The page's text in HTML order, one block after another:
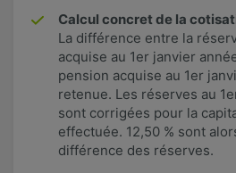
Calcul concret de la
La différence entre la
acquise au 1er janvier
pension acquise au 1er
retenue. Les réserves au
sont corrigées pour la
effectuée. 12,50 % sont
différence des réserves.​​